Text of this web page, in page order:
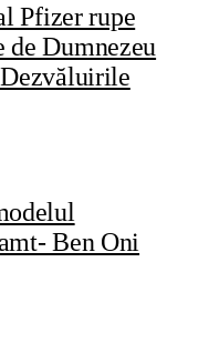
Pfizer rupe
de Dumnezeu
Ben Oni